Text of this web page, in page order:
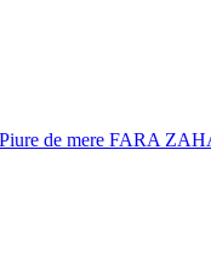
Piure de mere FARA